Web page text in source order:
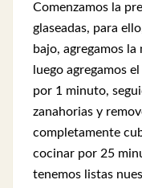
Comenzamos la
glaseadas, para
bajo, agregamos
luego agregamos
por 1 minuto,
zanahorias y
completamente
cocinar por 25
tenemos listas